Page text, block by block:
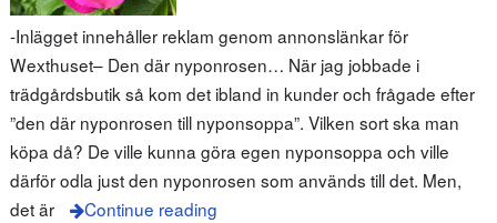
-Inlägget innehåller reklam genom annonslänkar för
Wexthuset– Den där nyponrosen… När jag jobbade i
trädgårdsbutik så kom det ibland in kunder och frågade efter
”den där nyponrosen till nyponsoppa”. Vilken sort ska man
köpa då? De ville kunna göra egen nyponsoppa och ville
därför odla just den nyponrosen som används till det. Men,
det är
Continue reading